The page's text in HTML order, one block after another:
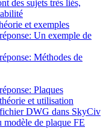
des sujets très liés,
et exemples
Un exemple de
Méthodes de
Plaques
et utilisation
DWG dans SkyCiv
modèle de plaque FE